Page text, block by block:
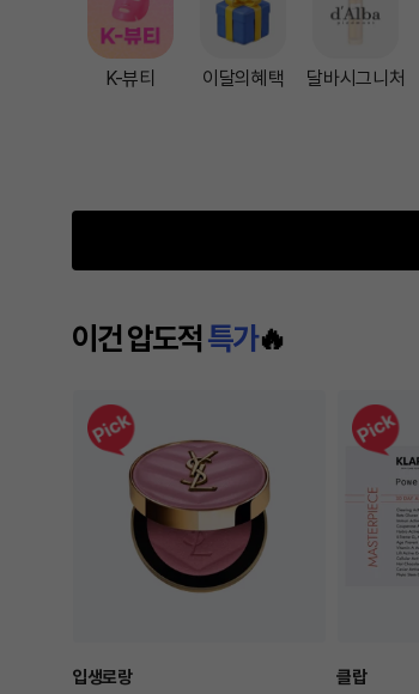
K-뷰티 이달의혜택 달바시그니처
이건 압도적특가🔥
입생로랑
클랍